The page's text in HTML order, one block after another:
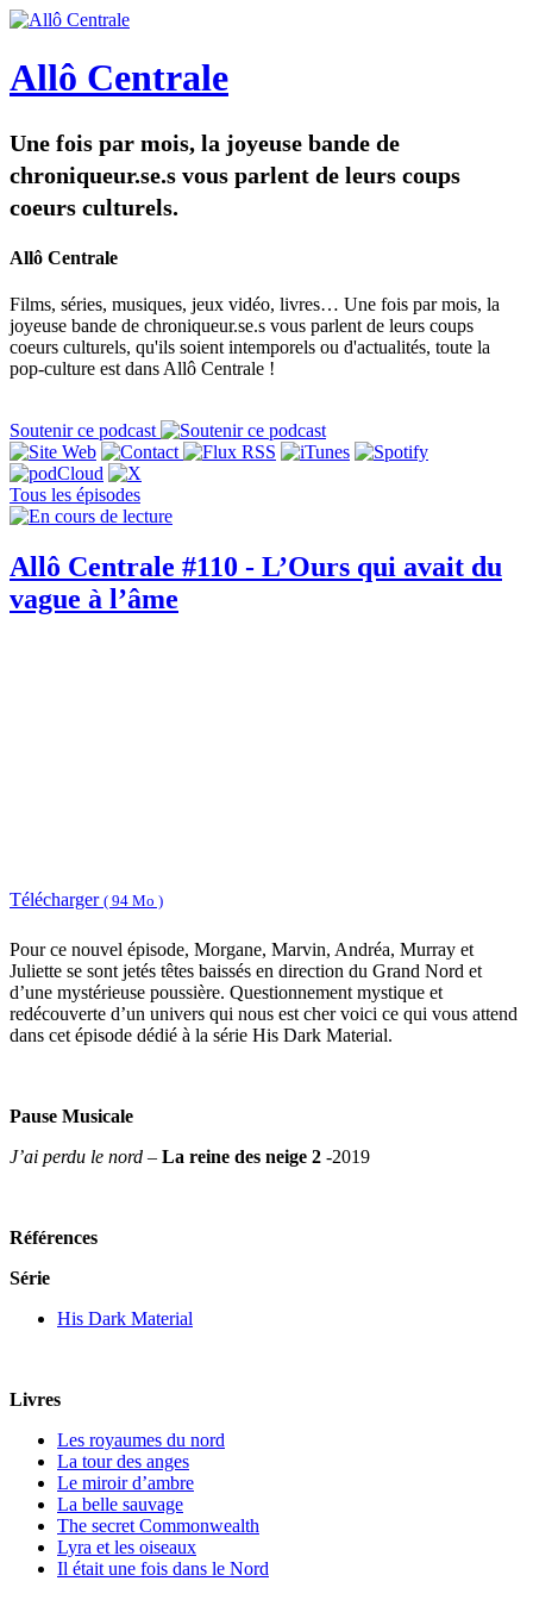
Allô Centrale
Une fois par mois, la joyeuse bande de
chroniqueur.se.s vous parlent de leurs coups
coeurs culturels.
Allô Centrale
Films, séries, musiques, jeux vidéo, livres… Une fois par mois, la
joyeuse bande de chroniqueur.se.s vous parlent de leurs coups
coeurs culturels, qu'ils soient intemporels ou d'actualités, toute la
pop-culture est dans Allô Centrale !
Soutenir ce podcast
Tous les épisodes
Allô Centrale #110 - L’Ours qui avait du
vague à l’âme
Télécharger ( 94 Mo )
Pour ce nouvel épisode, Morgane, Marvin, Andréa, Murray et
Juliette se sont jetés têtes baissés en direction du Grand Nord et
d’une mystérieuse poussière. Questionnement mystique et
redécouverte d’un univers qui nous est cher voici ce qui vous attend
dans cet épisode dédié à la série His Dark Material.
Pause Musicale
J’ai perdu le nord – La reine des neige 2 -2019
Références
Série
His Dark Material
Livres
Les royaumes du nord
La tour des anges
Le miroir d’ambre
La belle sauvage
The secret Commonwealth
Lyra et les oiseaux
Il était une fois dans le Nord